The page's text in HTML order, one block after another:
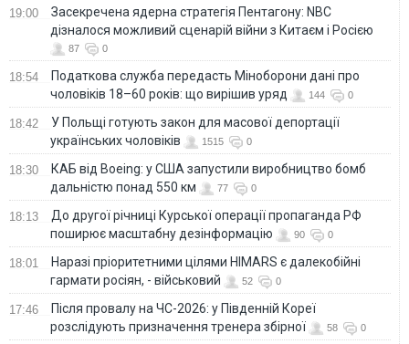
19:00
Засекречена ядерна стратегія Пентагону: NBC
дізналося можливий сценарій війни з Китаєм і Росією
87 0
18:54
Податкова служба передасть Міноборони дані про
чоловіків 18–60 років: що вирішив уряд
144 0
18:42
У Польщі готують закон для масової депортації
українських чоловіків
1515 0
18:30
КАБ від Boeing: у США запустили виробництво бомб
дальністю понад 550 км
77 0
18:13
До другої річниці Курської операції пропаганда РФ
поширює масштабну дезінформацію
90 0
18:01
Наразі пріоритетними цілями HIMARS є далекобійні
гармати росіян, - військовий
52 0
17:46
Після провалу на ЧС-2026: у Південній Кореї
розслідують призначення тренера збірної
58 0